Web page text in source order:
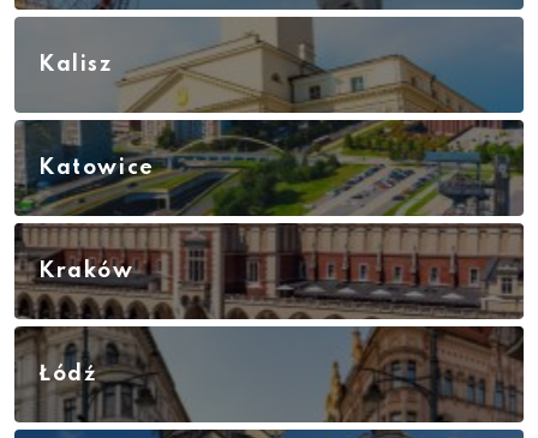
Kalisz
Katowice
Kraków
Łódź